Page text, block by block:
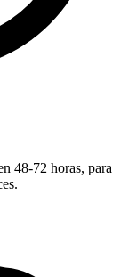
48-72 horas, para